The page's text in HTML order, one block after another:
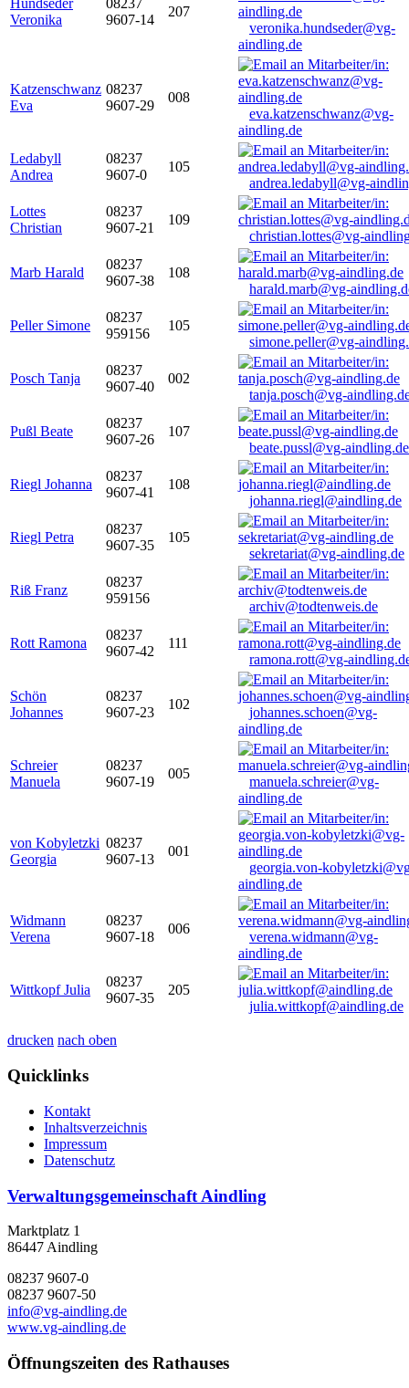
Hundseder
Veronika
08237
9607-14
207
veronika.hundseder@vg-
aindling.de
Katzenschwanz
Eva
08237
9607-29
008
eva.katzenschwanz@vg-
aindling.de
Ledabyll
Andrea
08237
9607-0
105
andrea.ledabyll@vg-
Lottes
Christian
08237
9607-21
109
christian.lottes@vg-
Marb Harald
08237
9607-38
108
harald.marb@vg-
Peller Simone
08237
959156
105
simone.peller@vg-
Posch Tanja
08237
9607-40
002
tanja.posch@vg-
Pußl Beate
08237
9607-26
107
beate.pussl@vg-aindling.de
Riegl Johanna
08237
9607-41
108
johanna.riegl@aindling.de
Riegl Petra
08237
9607-35
105
sekretariat@vg-aindling.de
Riß Franz
08237
959156
archiv@todtenweis.de
Rott Ramona
08237
9607-42
111
ramona.rott@vg-
Schön
Johannes
08237
9607-23
102
johannes.schoen@vg-
aindling.de
Schreier
Manuela
08237
9607-19
005
manuela.schreier@vg-
aindling.de
von Kobyletzki
Georgia
08237
9607-13
001
georgia.von-
aindling.de
Widmann
Verena
08237
9607-18
006
verena.widmann@vg-
aindling.de
Wittkopf Julia
08237
9607-35
205
julia.wittkopf@aindling.de
drucken nach oben
Quicklinks
Kontakt
Inhaltsverzeichnis
Impressum
Datenschutz
Verwaltungsgemeinschaft Aindling
Marktplatz 1
86447 Aindling
08237 9607-0
08237 9607-50
info@vg-aindling.de
www.vg-aindling.de
Öffnungszeiten des Rathauses